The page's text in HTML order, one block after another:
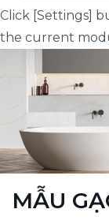
Click [Settings]
the current
MẪU